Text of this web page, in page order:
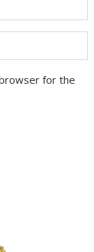
for the